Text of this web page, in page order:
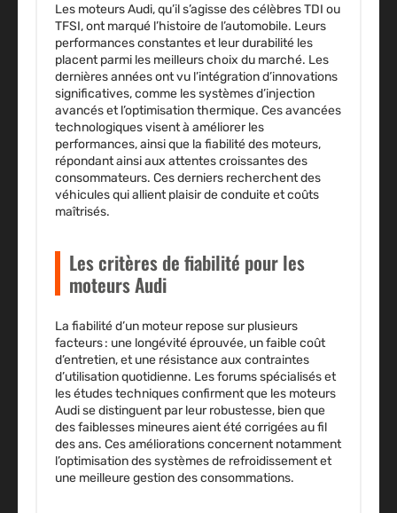
Les moteurs Audi, qu’il s’agisse des célèbres TDI ou
TFSI, ont marqué l’histoire de l’automobile. Leurs
performances constantes et leur durabilité les
placent parmi les meilleurs choix du marché. Les
dernières années ont vu l’intégration d’innovations
significatives, comme les systèmes d’injection
avancés et l’optimisation thermique. Ces avancées
technologiquesvisent à améliorer les
performances, ainsi que la fiabilité des moteurs,
répondant ainsi aux attentes croissantes des
consommateurs. Ces derniers recherchent des
véhicules qui allient plaisir de conduite et coûts
maîtrisés.
Les critères de fiabilité pour les
moteurs Audi
La fiabilité d’un moteur repose sur plusieurs
facteurs : une longévité éprouvée, un faible coût
d’entretien, et une résistance aux contraintes
d’utilisation quotidienne. Les forums spécialisés et
les études techniques confirment que les moteurs
Audi se distinguent par leur robustesse, bien que
des faiblesses mineures aient été corrigées au fil
des ans. Ces améliorations concernent notamment
l’optimisation des systèmes de refroidissement et
une meilleure gestion des consommations.